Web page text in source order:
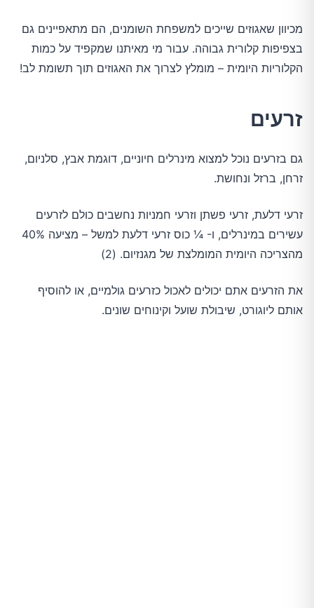
מכיוון שאגוזים שייכים למשפחת השומנים, הם מתאפיינים גם
בצפיפות קלורית גבוהה. עבור מי מאיתנו שמקפיד על כמות
הקלוריות היומית – מומלץ לצרוך את האגוזים תוך תשומת לב!
זרעים
גם בזרעים נוכל למצוא מינרלים חיוניים, דוגמת אבץ, סלניום,
זרחן, ברזל ונחושת.
זרעי דלעת, זרעי פשתן וזרעי חמניות נחשבים כולם לזרעים
עשירים במינרלים, ו- ¼ כוס זרעי דלעת למשל – מציעה 40%
מהצריכה היומית המומלצת של מגנזיום. (2)
את הזרעים אתם יכולים לאכול כזרעים גולמיים, או להוסיף
אותם ליוגורט, שיבולת שועל וקינוחים שונים.